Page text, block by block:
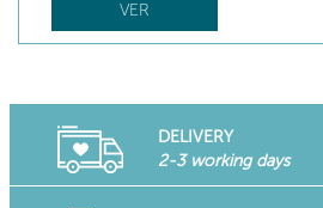
VER
DELIVERY
2-3 working days